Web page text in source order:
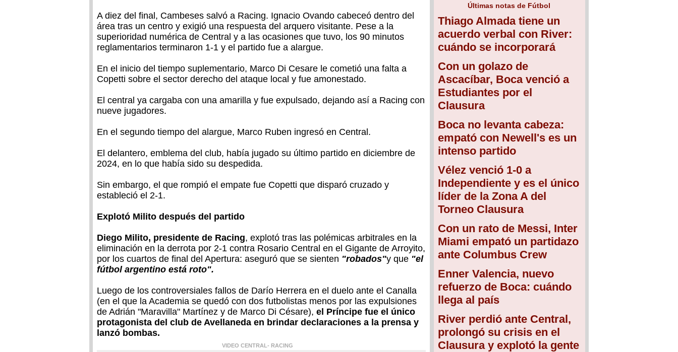
Últimas notas de Fútbol
Thiago Almada tiene un
acuerdo verbal con River:
cuándo se incorporará
Con un golazo de
Ascacíbar, Boca venció a
Estudiantes por el
Clausura
Boca no levanta cabeza:
empató con Newell's es un
intenso partido
Vélez venció 1-0 a
Independiente y es el único
líder de la Zona A del
Torneo Clausura
Con un rato de Messi, Inter
Miami empató un partidazo
ante Columbus Crew
Enner Valencia, nuevo
refuerzo de Boca: cuándo
llega al país
River perdió ante Central,
prolongó su crisis en el
Clausura y explotó la gente
A diez del final, Cambeses salvó a Racing. Ignacio Ovando cabeceó dentro del
área tras un centro y exigió una respuesta del arquero visitante. Pese a la
superioridad numérica de Central y a las ocasiones que tuvo, los 90 minutos
reglamentarios terminaron 1-1 y el partido fue a alargue.
En el inicio del tiempo suplementario, Marco Di Cesare le cometió una falta a
Copetti sobre el sector derecho del ataque local y fue amonestado.
El central ya cargaba con una amarilla y fue expulsado, dejando así a Racing con
nueve jugadores.
En el segundo tiempo del alargue, Marco Ruben ingresó en Central.
El delantero, emblema del club, había jugado su último partido en diciembre de
2024, en lo que había sido su despedida.
Sin embargo, el que rompió el empate fue Copetti que disparó cruzado y
estableció el 2-1.
Explotó Milito después del partido
Diego Milito, presidente de Racing, explotó tras las polémicas arbitrales en la
eliminación en la derrota por 2-1 contra Rosario Central en el Gigante de Arroyito,
por los cuartos de final del Apertura: aseguró que se sienten "robados"y que "el
fútbol argentino está roto".
Luego de los controversiales fallos de Darío Herrera en el duelo ante el Canalla
(en el que la Academia se quedó con dos futbolistas menos por las expulsiones
de Adrián "Maravilla" Martínez y de Marco Di Césare), el Príncipe fue el único
protagonista del club de Avellaneda en brindar declaraciones a la prensa y
lanzó bombas.
VIDEO CENTRAL- RACING